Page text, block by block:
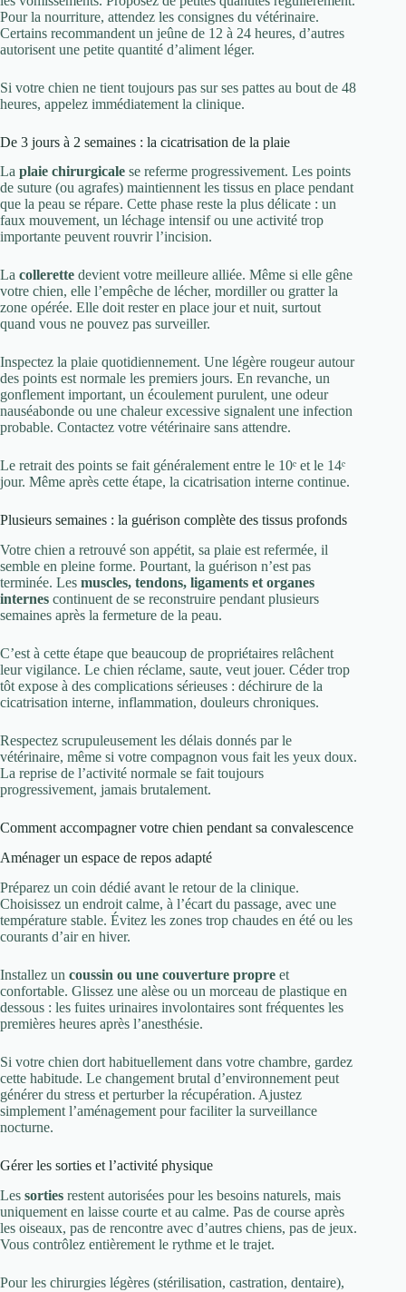
Pour la nourriture, attendez les consignes du vétérinaire.
Certains recommandent un jeûne de 12 à 24 heures, d’autres
autorisent une petite quantité d’aliment léger.
Si votre chien ne tient toujours pas sur ses pattes au bout de 48
heures, appelez immédiatement la clinique.
De 3 jours à 2 semaines : la cicatrisation de la plaie
La plaie chirurgicale se referme progressivement. Les points
de suture (ou agrafes) maintiennent les tissus en place pendant
que la peau se répare. Cette phase reste la plus délicate : un
faux mouvement, un léchage intensif ou une activité trop
importante peuvent rouvrir l’incision.
La collerette devient votre meilleure alliée. Même si elle gêne
votre chien, elle l’empêche de lécher, mordiller ou gratter la
zone opérée. Elle doit rester en place jour et nuit, surtout
quand vous ne pouvez pas surveiller.
Inspectez la plaie quotidiennement. Une légère rougeur autour
des points est normale les premiers jours. En revanche, un
gonflement important, un écoulement purulent, une odeur
nauséabonde ou une chaleur excessive signalent une infection
probable. Contactez votre vétérinaire sans attendre.
Le retrait des points se fait généralement entre le 10ᵉ et le 14ᵉ
jour. Même après cette étape, la cicatrisation interne continue.
Plusieurs semaines : la guérison complète des tissus profonds
Votre chien a retrouvé son appétit, sa plaie est refermée, il
semble en pleine forme. Pourtant, la guérison n’est pas
terminée. Les muscles, tendons, ligaments et organes
internes continuent de se reconstruire pendant plusieurs
semaines après la fermeture de la peau.
C’est à cette étape que beaucoup de propriétaires relâchent
leur vigilance. Le chien réclame, saute, veut jouer. Céder trop
tôt expose à des complications sérieuses : déchirure de la
cicatrisation interne, inflammation, douleurs chroniques.
Respectez scrupuleusement les délais donnés par le
vétérinaire, même si votre compagnon vous fait les yeux doux.
La reprise de l’activité normale se fait toujours
progressivement, jamais brutalement.
Comment accompagner votre chien pendant sa convalescence
Aménager un espace de repos adapté
Préparez un coin dédié avant le retour de la clinique.
Choisissez un endroit calme, à l’écart du passage, avec une
température stable. Évitez les zones trop chaudes en été ou les
courants d’air en hiver.
Installez un coussin ou une couverture propre et
confortable. Glissez une alèse ou un morceau de plastique en
dessous : les fuites urinaires involontaires sont fréquentes les
premières heures après l’anesthésie.
Si votre chien dort habituellement dans votre chambre, gardez
cette habitude. Le changement brutal d’environnement peut
générer du stress et perturber la récupération. Ajustez
simplement l’aménagement pour faciliter la surveillance
nocturne.
Gérer les sorties et l’activité physique
Les sorties restent autorisées pour les besoins naturels, mais
uniquement en laisse courte et au calme. Pas de course après
les oiseaux, pas de rencontre avec d’autres chiens, pas de jeux.
Vous contrôlez entièrement le rythme et le trajet.
Pour les chirurgies légères (stérilisation, castration, dentaire),